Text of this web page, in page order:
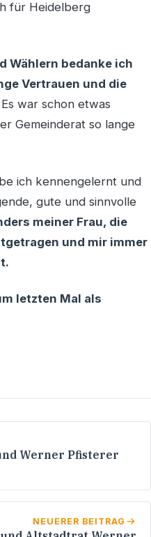
für Heidelberg
Wählern bedanke ich
Vertrauen und die
Es war schon etwas
Gemeinderat so lange
ich kennengelernt und
gute und sinnvolle
meiner Frau, die
und mir immer
letzten Mal als
Werner Pfisterer
NEUERER BEITRAG